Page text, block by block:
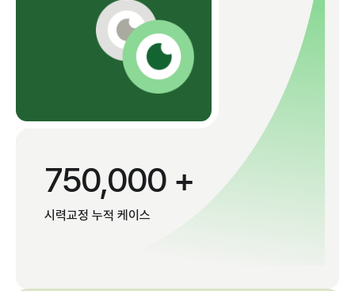
750,000 +
시력교정 누적 케이스